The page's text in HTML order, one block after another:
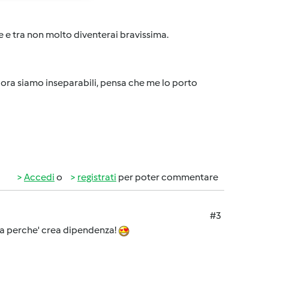
tra non molto diventerai bravissima.
siamo inseparabili, pensa che me lo porto
Accedi o registrati per poter commentare
#3
perche' crea dipendenza!